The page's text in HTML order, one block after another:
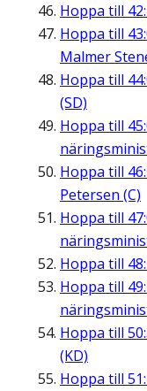
Hoppa till
Hoppa till
Malmer
Hoppa till
(SD)
Hoppa till
Hoppa till
Petersen (C)
Hoppa till
Hoppa till
Hoppa till
Hoppa till
(KD)
Hoppa till